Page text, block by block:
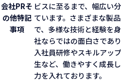
会社PRそ
の他特記
事項
ビスに至るまで、幅広い
ています。さまざまな製
で、多様な技術と経験を
社ならではの面白さであ
入社員研修やスキルアッ
生など、働きやすく成長
力を入れております。